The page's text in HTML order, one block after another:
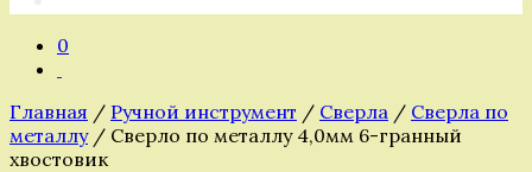
0
Главная / Ручной инструмент / Сверла / Сверла по
металлу/ Сверло по металлу 4,0мм 6-гранный
хвостовик